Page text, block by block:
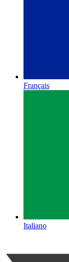
Français
Italiano